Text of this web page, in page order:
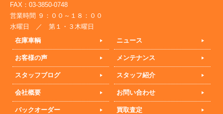
FAX：03-3850-0748
営業時間 ９：００～１８：００
水曜日 ／ 第１・３木曜日
在庫車輌
ニュース
お客様の声 メンテナンス
スタッフブログ スタッフ紹介
会社概要 お問い合わせ
バックオーダー 買取査定